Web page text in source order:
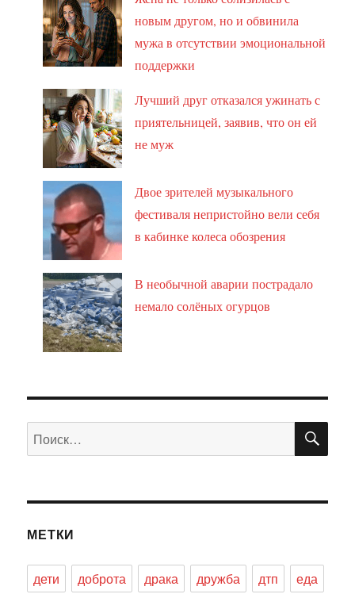
новым другом, но и обвинила
мужа в отсутствии эмоциональной
поддержки
Лучший друг отказался ужинать с
приятельницей, заявив, что он ей
не муж
Двое зрителей музыкального
фестиваля непристойно вели себя
в кабинке колеса обозрения
В необычной аварии пострадало
немало солёных огурцов
Искать:
МЕТКИ
дети доброта драка дружба дтп
еда